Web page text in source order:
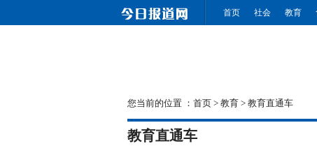
首页 社会 教育
您当前的位置 ： 首页 > 教育 > 教育直通车
教育直通车